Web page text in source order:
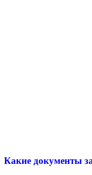
Какие документы